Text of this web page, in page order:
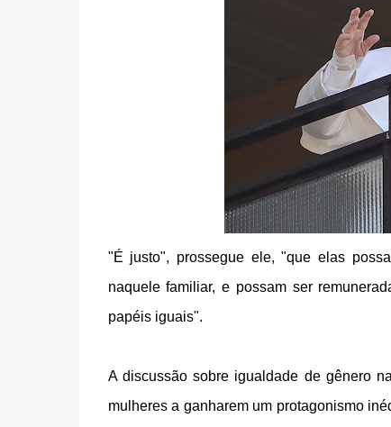
"É justo", prossegue ele, "que elas
naquele familiar, e possam ser
papéis iguais".
A discussão sobre igualdade de gênero
mulheres a ganharem um protagonismo